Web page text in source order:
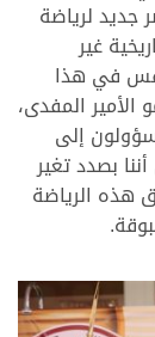
جديد لرياضة
غير
في هذا
المفدى،
إلى
بصدد تغير
هذه الرياضة